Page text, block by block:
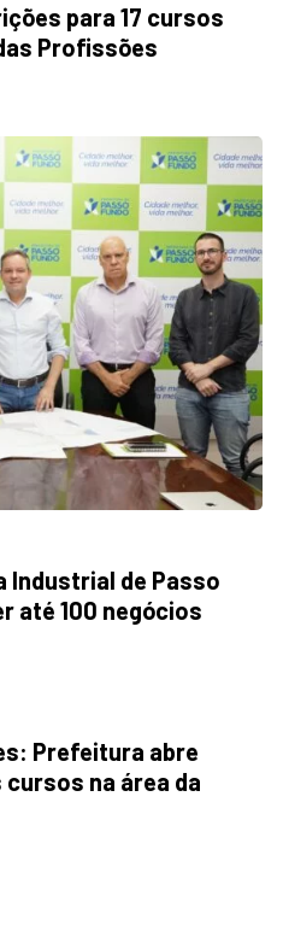
para 17 cursos
Profissões
de Passo
até 100 negócios
Prefeitura abre
na área da